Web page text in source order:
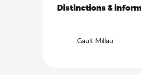
Distinctions &
Distinctions &
Gault Millau